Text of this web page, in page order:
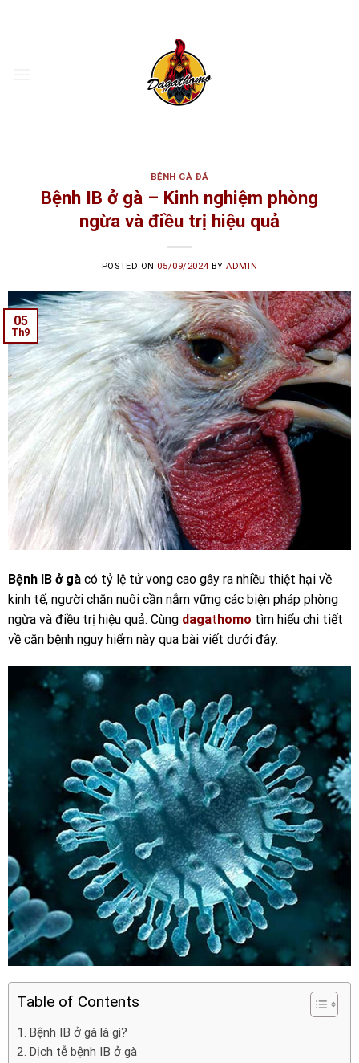
BỆNH GÀ ĐÁ
Bệnh IB ở gà – Kinh nghiệm phòng
ngừa và điều trị hiệu quả
POSTED ON 05/09/2024 BYADMIN
05
Th9
Bệnh IB ở gà có tỷ lệ tử vong cao gây ra nhiều thiệt hại về
kinh tế, người chăn nuôi cần nắm vững các biện pháp phòng
ngừa và điều trị hiệu quả. Cùng dagathomo tìm hiểu chi tiết
về căn bệnh nguy hiểm này qua bài viết dưới đây.
Table of Contents
Bệnh IB ở gà là gì?
Dịch tễ bệnh IB ở gà